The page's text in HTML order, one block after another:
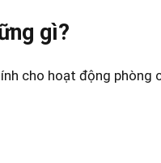
gì?
cho hoạt động phòng